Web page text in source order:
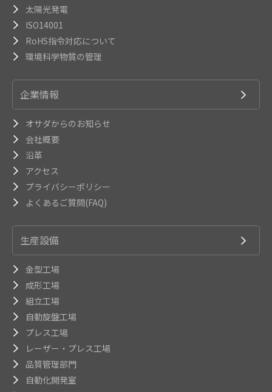
太陽光発電
ISO14001
RoHS指令対応について
環境科学物質の管理
企業情報
オサダからのお知らせ
会社概要
沿革
アクセス
プライバシーポリシー
よくあるご質問(FAQ)
生産設備
金型工場
成形工場
組立工場
自動旋盤工場
プレス工場
レーザー・プレス工場
品質管理部門
自動化開発室